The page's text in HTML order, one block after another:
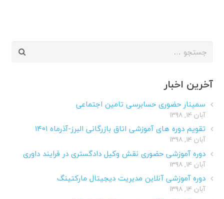
جستجو
آخرین اخبار
سمینار حضوری حسابرسی تامین اجتماعی
آبان ۱۴, ۱۳۹۸
تقویم دوره های آموزشی اتاق بازرگانی البرز-آذرماه ۱۴۰۱
آبان ۱۴, ۱۳۹۸
دوره آموزشی حضوری نقش وکیل دادگستری در فرایند داوری
آبان ۱۴, ۱۳۹۸
دوره آموزشی آنلاین مدیریت دیجیتال مارکتینگ
آبان ۱۴, ۱۳۹۸